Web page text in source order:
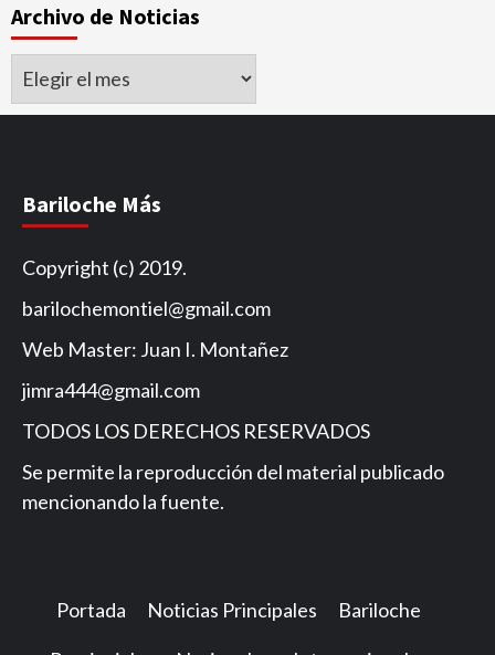
Archivo de Noticias
Archivo
Bariloche Más
Copyright (c) 2019.
barilochemontiel@gmail.com
Web Master: Juan I. Montañez
jimra444@gmail.com
TODOS LOS DERECHOS RESERVADOS
Se permite la reproducción del material publicado
mencionando la fuente.
Portada Noticias Principales Bariloche